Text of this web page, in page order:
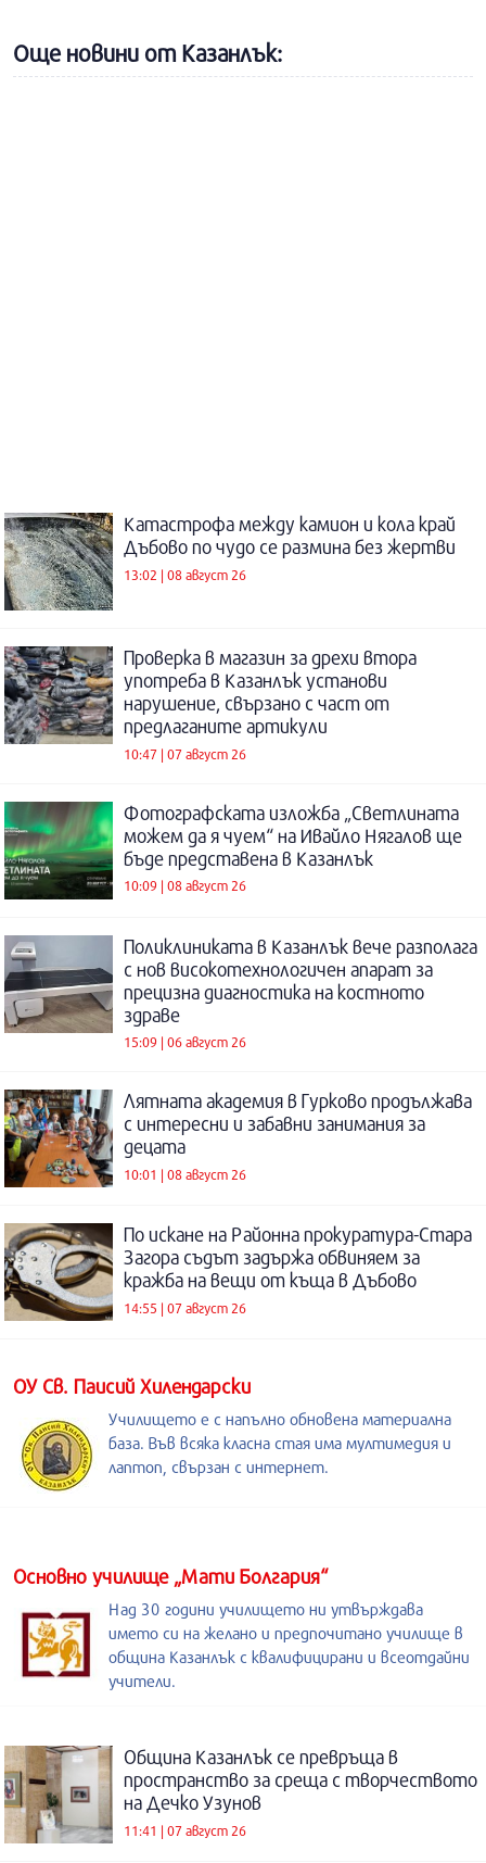
Още новини от Казанлък:
Катастрофа между камион и кола край
Дъбово по чудо се размина без жертви
13:02 | 08 август 26
Проверка в магазин за дрехи втора
употреба в Казанлък установи
нарушение, свързано с част от
предлаганите артикули
10:47 | 07 август 26
Фотографската изложба „Светлината
можем да я чуем“ на Ивайло Нягалов ще
бъде представена в Казанлък
10:09 | 08 август 26
Поликлиниката в Казанлък вече разполага
с нов високотехнологичен апарат за
прецизна диагностика на костното
здраве
15:09 | 06 август 26
Лятната академия в Гурково продължава
с интересни и забавни занимания за
децата
10:01 | 08 август 26
По искане на Районна прокуратура-Стара
Загора съдът задържа обвиняем за
кражба на вещи от къща в Дъбово
14:55 | 07 август 26
ОУ Св. Паисий Хилендарски
Училището е с напълно обновена материална
база. Във всяка класна стая има мултимедия и
лаптоп, свързан с интернет.
Основно училище „Мати Болгария“
Над 30 години училището ни утвърждава
името си на желано и предпочитано училище в
община Казанлък с квалифицирани и всеотдайни
учители.
Община Казанлък се превръща в
пространство за среща с творчеството
на Дечко Узунов
11:41 | 07 август 26